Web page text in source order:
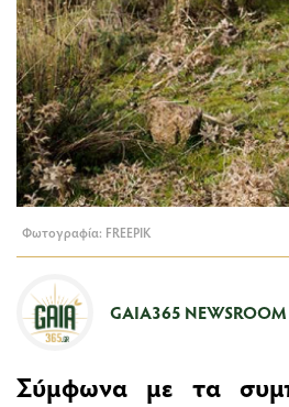
Φωτογραφία: FREEPIK
GAIA365 NEWSROOM
Σύμφωνα με τα